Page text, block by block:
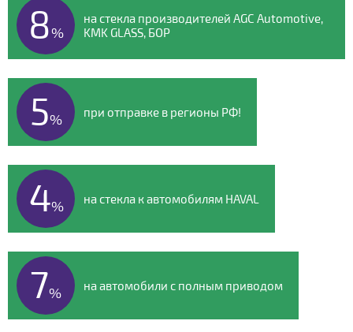
8%
на стекла производителей AGC Automotive,
KMK GLASS, БОР
5% при отправке в регионы РФ!
4% на стекла к автомобилям HAVAL
7% на автомобили с полным приводом